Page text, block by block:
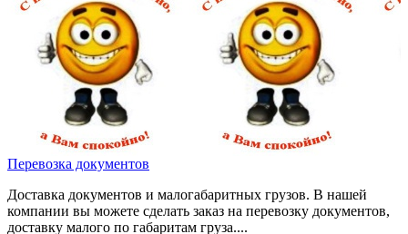
Перевозка документов
Доставка документов и малогабаритных грузов. В нашей
компании вы можете сделать заказ на перевозку документов,
доставку малого по габаритам груза....